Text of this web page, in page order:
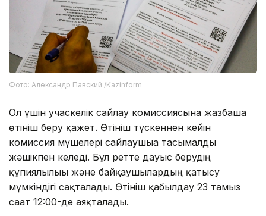
Фото: Александр Павский /Kazinform
Ол үшін учаскелік сайлау комиссиясына жазбаша
өтініш беру қажет. Өтініш түскеннен кейін
комиссия мүшелері сайлаушыға тасымалды
жәшікпен келеді. Бұл ретте дауыс берудің
құпиялылығы және байқаушылардың қатысу
мүмкіндігі сақталады. Өтініш қабылдау 23 тамыз
сағат 12:00-де аяқталады.